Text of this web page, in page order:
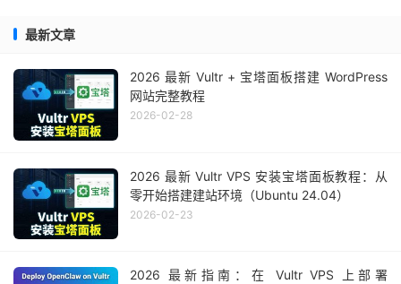
最新文章
2026 最新 Vultr + 宝塔面板搭建 WordPress
网站完整教程
2026-02-28
2026 最新 Vultr VPS 安装宝塔面板教程：从
零开始搭建建站环境（Ubuntu 24.04）
2026-02-23
2026 最新指南：在 Vultr VPS 上部署